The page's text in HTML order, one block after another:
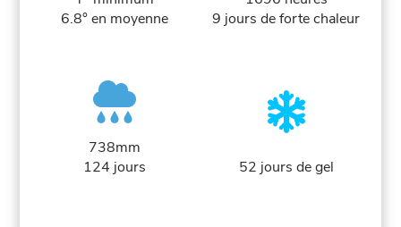
6.8° en moyenne
9 jours de forte chaleur
738mm
124 jours
52 jours de gel